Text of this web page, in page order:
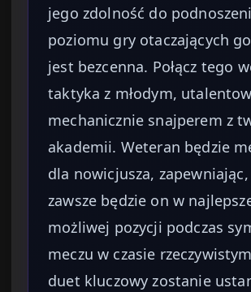
jego zdolność do
poziomu gry otaczających
jest bezcenna. Połącz tego
taktyka z młodym,
mechanicznie snajperem z
akademii. Weteran będzie
dla nowicjusza, zapewniając,
zawsze będzie on w
możliwej pozycji podczas
meczu w czasie
duet kluczowy zostanie